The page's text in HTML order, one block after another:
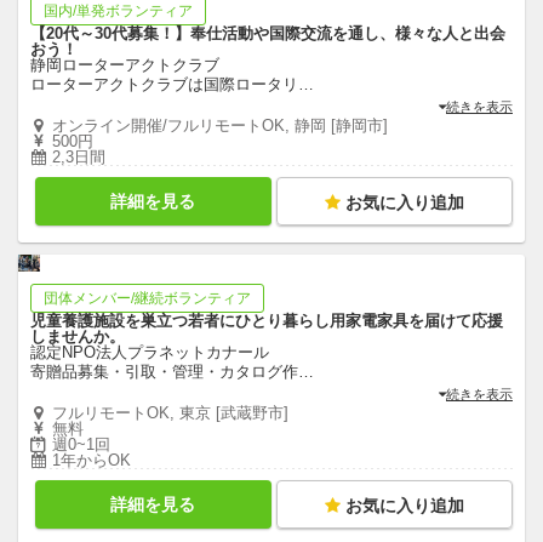
国内/単発ボランティア
【20代～30代募集！】奉仕活動や国際交流を通し、様々な人と出会
おう！
静岡ローターアクトクラブ
ローターアクトクラブは国際ロータリ
続きを表示
オンライン開催/フルリモートOK, 静岡 [静岡市]
500円
2,3日間
詳細を見る お気に入り追加
団体メンバー/継続ボランティア
児童養護施設を巣立つ若者にひとり暮らし用家電家具を届けて応援
しませんか。
認定NPO法人プラネットカナール
寄贈品募集・引取・管理・カタログ作…
続きを表示
フルリモートOK, 東京 [武蔵野市]
無料
週0~1回
1年からOK
詳細を見る お気に入り追加